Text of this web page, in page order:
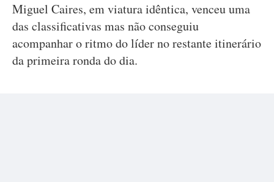
Miguel Caires, em viatura idêntica, venceu uma
das classificativas mas não conseguiu
acompanhar o ritmo do líder no restante itinerário
da primeira ronda do dia.